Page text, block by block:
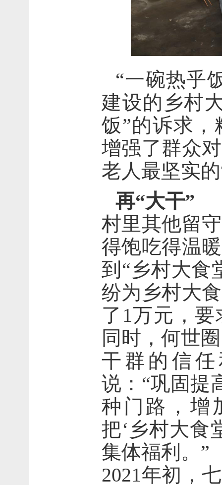
“一碗热乎
建设的乡村
饭”的诉求，
增强了群众
老人最坚实
再“大干”
村里其他留
得饱吃得温
到“乡村大食
纷为乡村大
了1万元，要
同时，何世
干群的信
说：“巩固提
种门路，增
把‘乡村大食
集体福利。”
2021年初，